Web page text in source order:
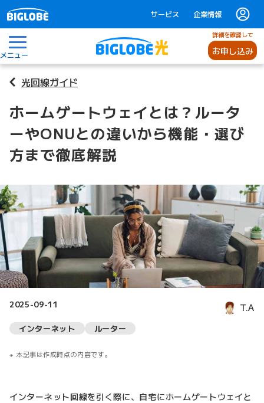
サービス 企業情報
メニュー
詳細を確認して
お申し込み
光回線ガイド
ホームゲートウェイとは？ルータ
ーやONUとの違いから機能・選び
方まで徹底解説
2025-09-11 T.A
インターネット ルーター
本記事は作成時点の内容です。
インターネット回線を引く際に、自宅にホームゲートウェイと